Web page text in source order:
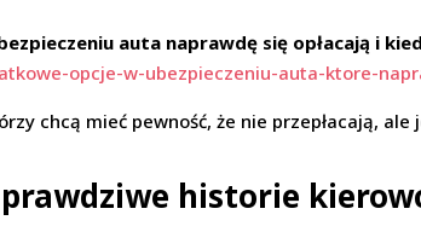
auta naprawdę się opłacają i
opcje-w-ubezpieczeniu-auta-ktore-
chcą mieć pewność, że nie przepłacają,
historie